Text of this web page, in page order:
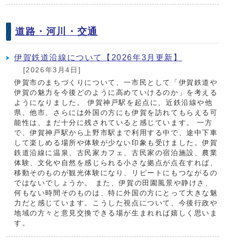
道路・河川・交通
伊賀鉄道沿線について【2026年3月更新】
[2026年3月4日]
伊賀市のまちづくりについて、一市民として「伊賀鉄道や
伊賀の魅力を今後どのように高めていけるのか」を考える
ようになりました。 伊賀神戸駅を起点に、近鉄沿線や他
県、他市、さらには外国の方にも伊賀を訪れてもらえる可
能性は、まだ十分に残されていると感じています。 一方
で、伊賀神戸駅から上野市駅まで利用する中で、途中下車
して楽しめる場所や体験が少ない印象も受けました。伊賀
鉄道沿線に温泉、古民家カフェ、古民家の宿泊施設、農業
体験、文化や自然を感じられる小さな拠点が点在すれば、
移動そのものが観光体験になり、リピートにもつながるの
ではないでしょうか。 また、伊賀の田園風景や静けさ、
何もない時間そのものは、特に外国の方にとって大きな魅
力だと感じています。こうした視点について、今後行政や
地域の方々と意見交換できる場が生まれれば嬉しく思いま
す。